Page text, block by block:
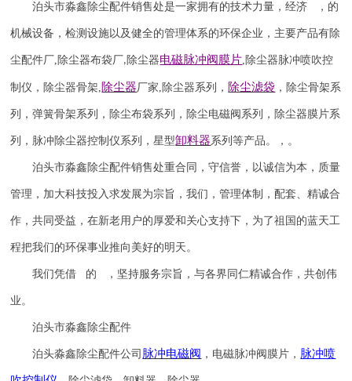
泊头市淼鑫除尘配件销售处是一家拥有的技术力量，经济 ，的
机械设备，检测设施以及健全的管理体系的环保企业，主要产品有除
尘配件厂, 除尘器布袋厂, 除尘器电磁脉冲阀膜片, 除尘器脉冲喷吹控
制仪 ， 除尘器骨架,除尘器厂家, 除尘器系列， 除尘滤袋 ，除尘骨架系
列，弹簧骨架系列，除尘布袋系列，除尘电磁阀系列，除尘器膜片系
列，脉冲除尘器控制仪系列，星型卸料器系列等产品。，。
泊头市淼鑫除尘配件销售处重合同，守信誉，以诚信为本，质量
管理，加大科技投入求发展为宗旨，我们，管理体制，配套、精诚合
作，共同受益，在新老用户的厚爱和关心支持下，为了祖国的蓝天工
程把我们的环保事业推向美好的明天。
我们凭借 的 ，坚持服务宗旨，与各界同仁精诚合作，共创伟
业。
泊头市淼鑫除尘配件
泊头淼鑫除尘配件公司 脉冲电磁阀 ，电磁脉冲阀膜片， 脉冲喷